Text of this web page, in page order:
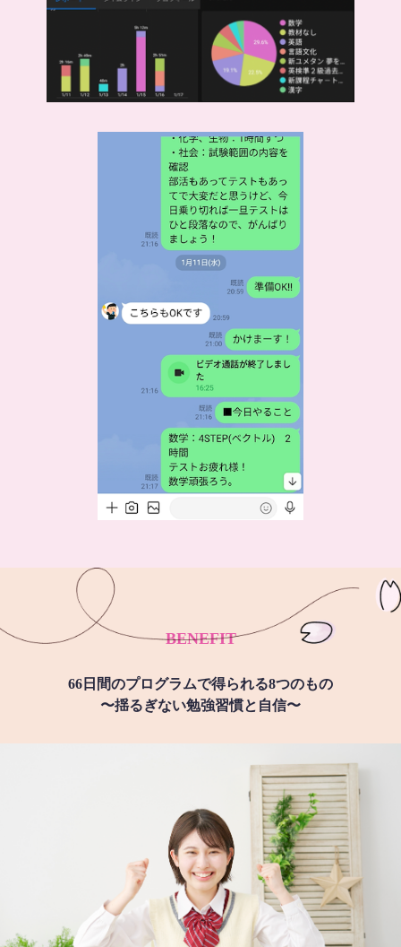
BENEFIT
66日間のプログラムで得られる8つのもの
〜揺るぎない勉強習慣と自信〜